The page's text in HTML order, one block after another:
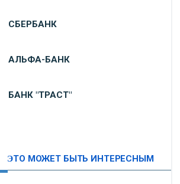
СБЕРБАНК
АЛЬФА-БАНК
БАНК "ТРАСТ"
ЭТО МОЖЕТ БЫТЬ ИНТЕРЕСНЫМ